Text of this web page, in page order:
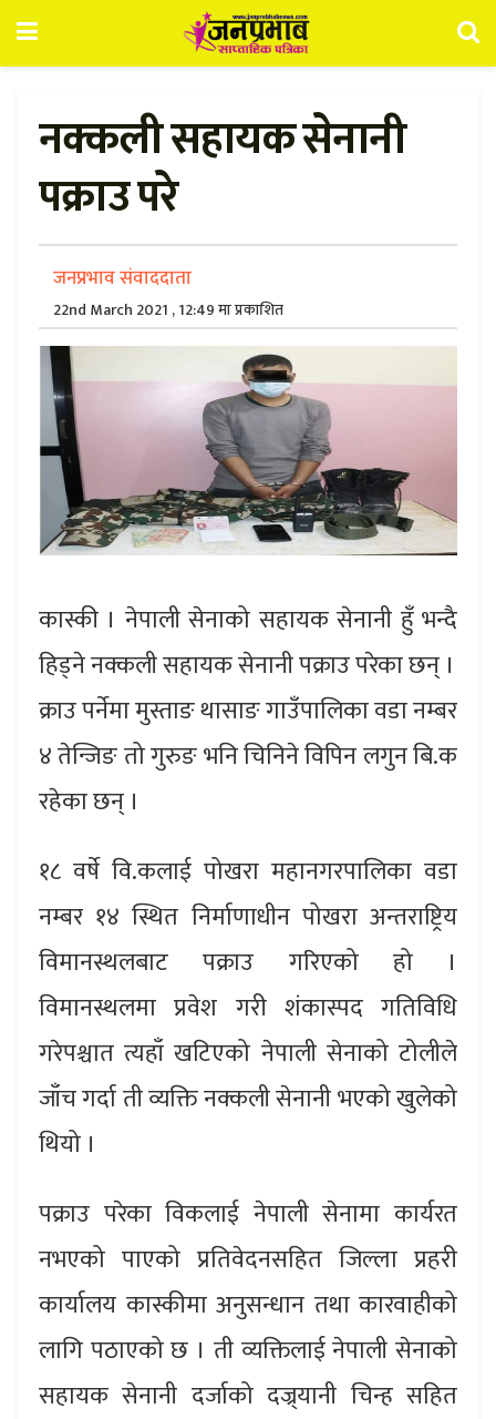
नक्कली सहायक सेनानी
पक्राउ परे
जनप्रभाव संवाददाता
22nd March 2021 , 12:49 मा प्रकाशित
कास्की । नेपाली सेनाको सहायक सेनानी हुँ भन्दै
हिड्ने नक्कली सहायक सेनानी पक्राउ परेका छन् ।
क्राउ पर्नेमा मुस्ताङ थासाङ गाउँपालिका वडा नम्बर
४ तेन्जिङ तो गुरुङ भनि चिनिने विपिन लगुन बि.क
रहेका छन् ।
१८ वर्षे वि.कलाई पोखरा महानगरपालिका वडा
नम्बर १४ स्थित निर्माणाधीन पोखरा अन्तराष्ट्रिय
विमानस्थलबाट पक्राउ गरिएको हो ।
विमानस्थलमा प्रवेश गरी शंकास्पद गतिविधि
गरेपश्चात त्यहाँ खटिएको नेपाली सेनाको टोलीले
जाँच गर्दा ती व्यक्ति नक्कली सेनानी भएको खुलेको
थियो ।
पक्राउ परेका विकलाई नेपाली सेनामा कार्यरत
नभएको पाएको प्रतिवेदनसहित जिल्ला प्रहरी
कार्यालय कास्कीमा अनुसन्धान तथा कारवाहीको
लागि पठाएको छ । ती व्यक्तिलाई नेपाली सेनाको
सहायक सेनानी दर्जाको दज्र्यानी चिन्ह सहित